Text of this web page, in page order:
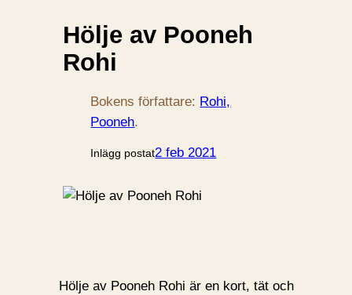
Hölje av Pooneh
Rohi
Bokens författare: Rohi,
Pooneh.
Inlägg postat2 feb 2021
Hölje av Pooneh Rohi är en kort, tät och